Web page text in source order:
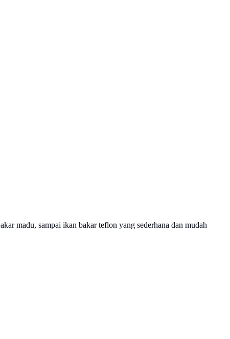
madu, sampai ikan bakar teflon yang sederhana dan mudah